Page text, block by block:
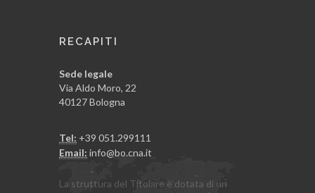
RECAPITI
Sede legale
Via Aldo Moro, 22
40127 Bologna
Tel: +39 051.299111
Email: info@bo.cna.it
La struttura del Titolare è dotata di un